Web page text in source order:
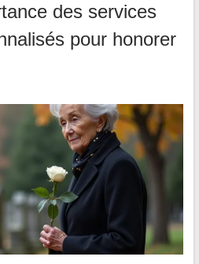
des services
pour honorer